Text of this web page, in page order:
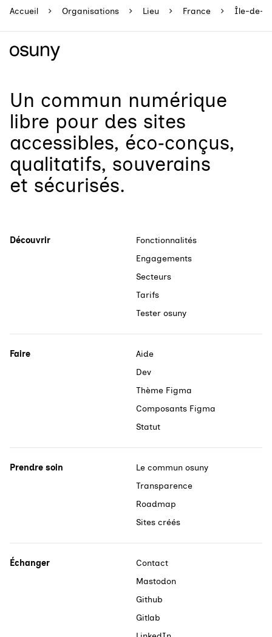
Accueil Organisations Lieu France Île-de-
Un commun numérique
libre pour des sites
accessibles, éco‑conçus,
qualitatifs, souverains
et sécurisés.
Découvrir
Fonctionnalités
Engagements
Secteurs
Tarifs
Tester osuny
Faire
Aide
Dev
Thème Figma
Composants Figma
Statut
Prendre soin
Le commun osuny
Transparence
Roadmap
Sites créés
Échanger
Contact
Mastodon
Github
Gitlab